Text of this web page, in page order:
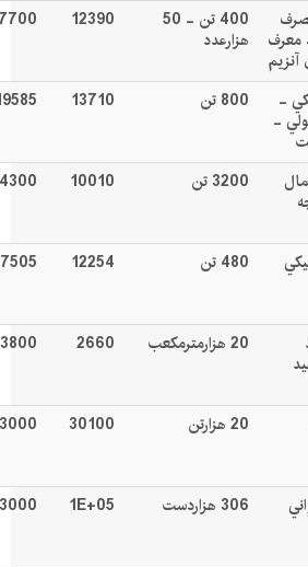
معرف
400 تن - 50
هزارعدد
12390
-
-
800 تن 13710
3200 تن 10010
480 تن 12254
20 هزارمترمکعب 2660
3800
20 هزارتن 30100
306 هزاردست 1E+05